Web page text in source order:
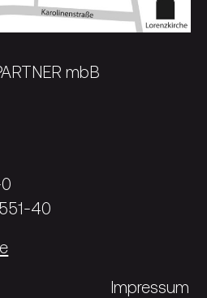
mbB
40
Impressum